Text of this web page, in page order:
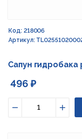
Код: 218006
Артикул:
Сапун гидробака
496 ₽